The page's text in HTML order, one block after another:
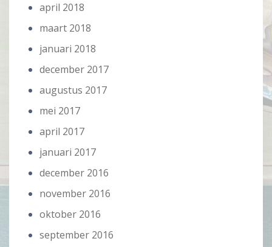
april 2018
maart 2018
januari 2018
december 2017
augustus 2017
mei 2017
april 2017
januari 2017
december 2016
november 2016
oktober 2016
september 2016